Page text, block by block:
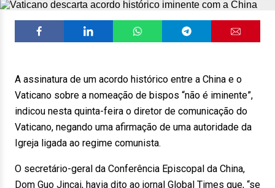
A assinatura de um acordo histórico entre a China e o
Vaticano sobre a nomeação de bispos “não é iminente”,
indicou nesta quinta-feira o diretor de comunicação do
Vaticano, negando uma afirmação de uma autoridade da
Igreja ligada ao regime comunista.
O secretário-geral da Conferência Episcopal da China,
Dom Guo Jincai, havia dito ao jornal Global Times que, “se